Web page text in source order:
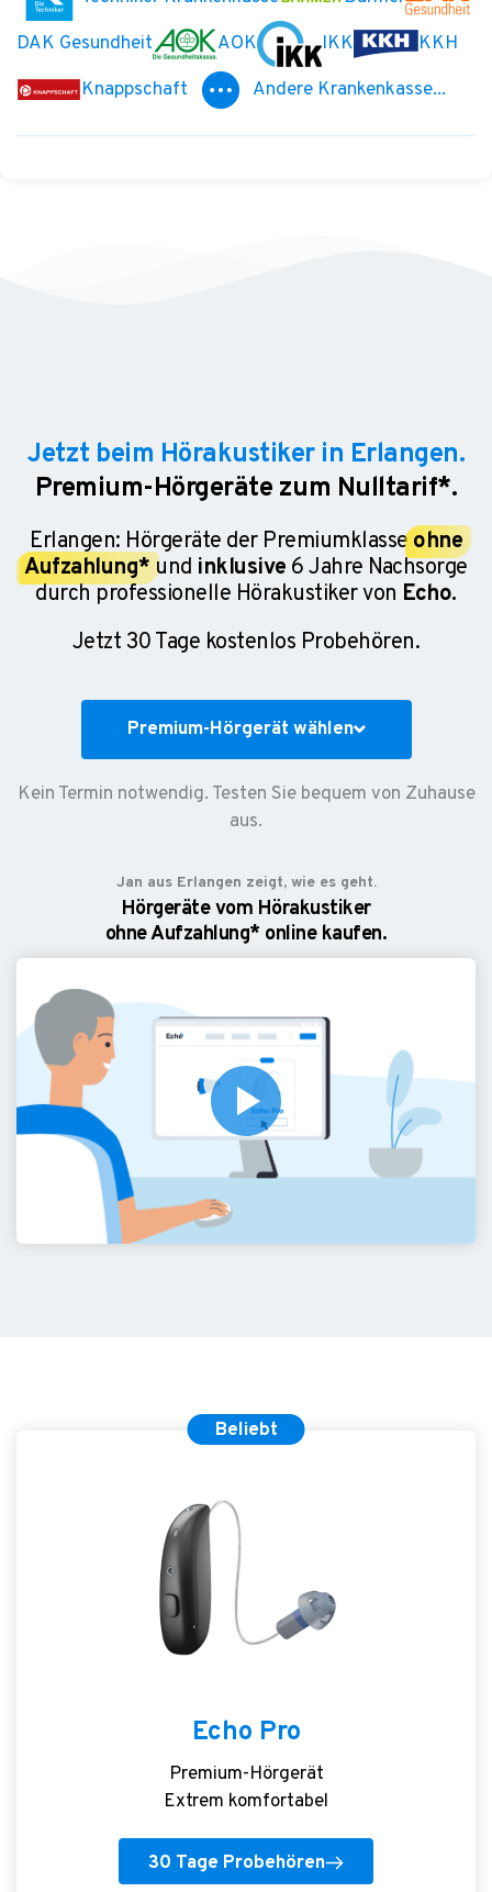
DAK Gesundheit
AOK IKK
KKH
Knappschaft
Andere Krankenkasse...
Jetzt beim Hörakustiker in Erlangen.
Premium-Hörgeräte zum Nulltarif*.
Erlangen: Hörgeräte der Premiumklasseohne
Aufzahlung* und inklusive 6 Jahre Nachsorge
durch professionelle Hörakustiker von Echo.
Jetzt 30 Tage kostenlos Probehören.
Premium-Hörgerät wählen
Kein Termin notwendig. Testen Sie bequem von Zuhause
aus.
Jan aus Erlangen zeigt, wie es geht.
Hörgeräte vom Hörakustiker
ohne Aufzahlung* online kaufen.
Beliebt
Echo Pro
Premium-Hörgerät
Extrem komfortabel
30 Tage Probehören